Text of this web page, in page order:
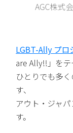
AGC株式
LGBT-Ally プロ
are Ally!!」をテ
ひとりでも多
す、
アウト・ジャ
す。